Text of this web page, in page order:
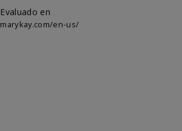
Evaluado en
marykay.com/en-us/